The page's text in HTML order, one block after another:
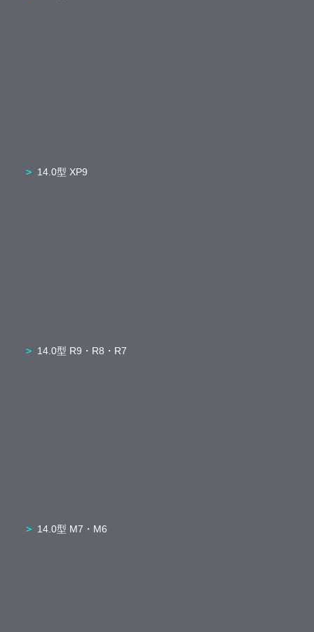
14.0型 XP9
14.0型 R9・R8・R7
14.0型 M7・M6